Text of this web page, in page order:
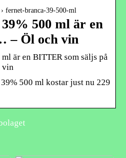
fernet-branca-39-500-ml
500 ml är en
– Öl och vin
är en BITTER som säljs på
vin
500 ml kostar just nu 229